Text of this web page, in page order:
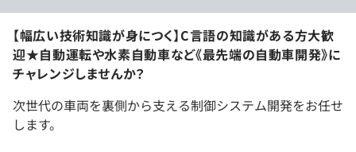
【幅広い技術知識が身につく】C言語の知識がある方大歓
迎★自動運転や水素自動車など《最先端の自動車開発》に
チャレンジしませんか？
次世代の車両を裏側から支える制御システム開発をお任せ
します。